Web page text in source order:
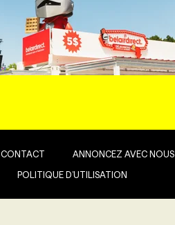
CONTACT ANNONCEZ AVEC NOUS
POLITIQUE D’UTILISATION